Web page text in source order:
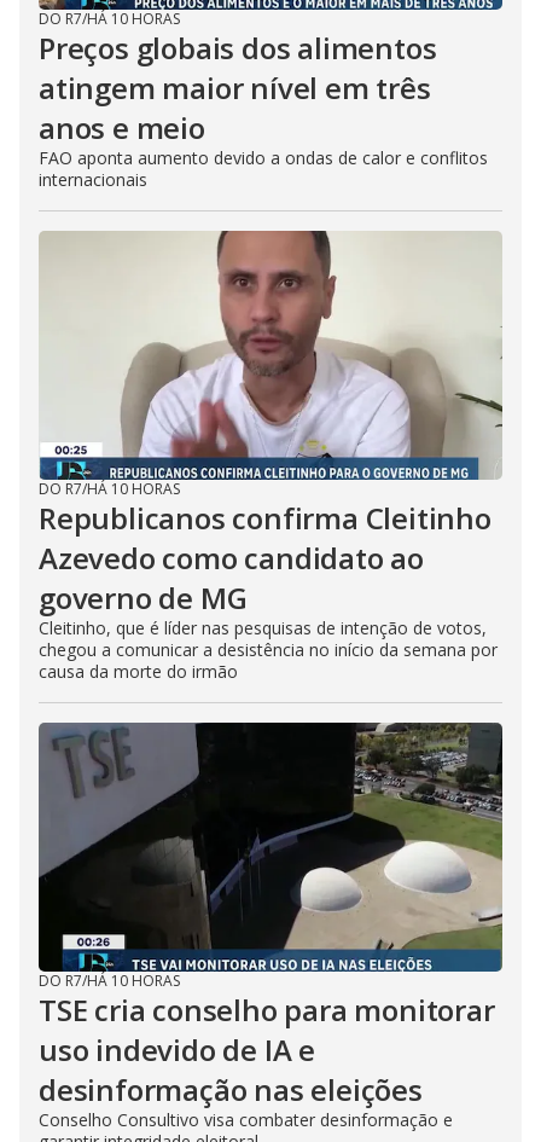
DO R7/HÁ 10 HORAS
Preços globais dos alimentos
atingem maior nível em três
anos e meio
FAO aponta aumento devido a ondas de calor e conflitos
internacionais
DO R7/HÁ 10 HORAS
Republicanos confirma Cleitinho
Azevedo como candidato ao
governo de MG
Cleitinho, que é líder nas pesquisas de intenção de votos,
chegou a comunicar a desistência no início da semana por
causa da morte do irmão
DO R7/HÁ 10 HORAS
TSE cria conselho para monitorar
uso indevido de IA e
desinformação nas eleições
Conselho Consultivo visa combater desinformação e